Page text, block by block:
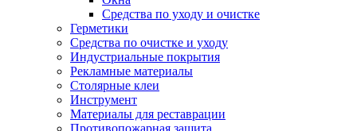
Средства по уходу и очистке
Герметики
Средства по очистке и уходу
Индустриальные покрытия
Рекламные материалы
Столярные клеи
Инструмент
Материалы для реставрации
Противопожарная защита